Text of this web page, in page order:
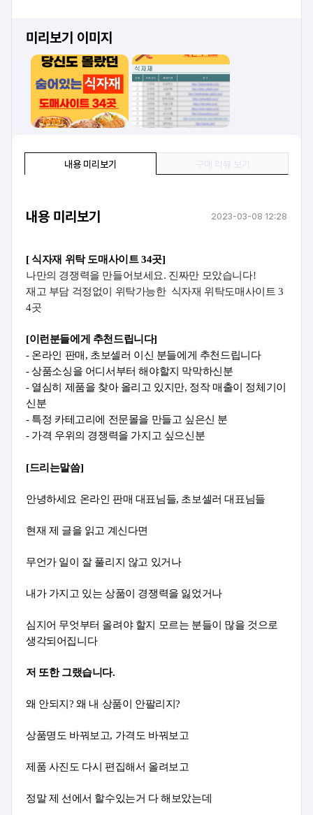
내용 미리보기
내용 미리보기 2023-03-08 12:28
[ 식자재 위탁 도매사이트 34곳]
나만의 경쟁력을 만들어보세요. 진짜만 모았습니다!
재고 부담 걱정없이 위탁가능한  식자재 위탁도매사이트 3
4곳
[이런분들에게 추천드립니다]
- 온라인 판매, 초보셀러 이신 분들에게 추천드립니다
- 상품소싱을 어디서부터 해야할지 막막하신분
- 열심히 제품을 찾아 올리고 있지만, 정작 매출이 정체기이
신분
- 특정 카테고리에 전문몰을 만들고 싶은신 분
- 가격 우위의 경쟁력을 가지고 싶으신분
[드리는말씀]
안녕하세요 온라인 판매 대표님들, 초보셀러 대표님들
현재 제 글을 읽고 계신다면
무언가 일이 잘 풀리지 않고 있거나
내가 가지고 있는 상품이 경쟁력을 잃었거나
심지어 무엇부터 올려야 할지 모르는 분들이 많을 것으로
생각되어집니다
저 또한 그랬습니다.
왜 안되지? 왜 내 상품이 안팔리지?
상품명도 바꿔보고, 가격도 바꿔보고
제품 사진도 다시 편집해서 올려보고
정말 제 선에서 할수있는거 다 해보았는데
미리보기 이미지